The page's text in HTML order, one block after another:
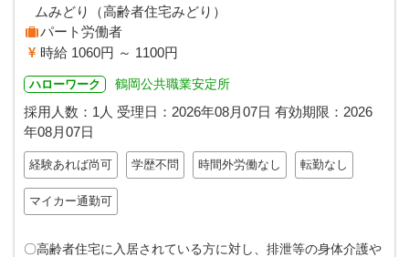
ムみどり（高齢者住宅みどり）
パート労働者
時給 1060円 ～ 1100円
ハローワーク 鶴岡公共職業安定所
採用人数：1人 受理日： 2026年08月07日 有効期限： 2026
年08月07日
経験あれば尚可 学歴不問 時間外労働なし 転勤なし
マイカー通勤可
〇高齢者住宅に入居されている方に対し、排泄等の身体介護や